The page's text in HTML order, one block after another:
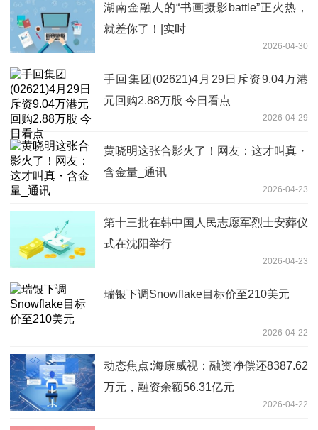
湖南金融人的“书画摄影battle”正火热，
就差你了！|实时
2026-04-30
手回集团(02621)4月29日斥资9.04万港
元回购2.88万股 今日看点
2026-04-29
黄晓明这张合影火了！网友：这才叫真・
含金量_通讯
2026-04-23
第十三批在韩中国人民志愿军烈士安葬仪
式在沈阳举行
2026-04-23
瑞银下调Snowflake目标价至210美元
2026-04-22
动态焦点:海康威视：融资净偿还8387.62
万元，融资余额56.31亿元
2026-04-22